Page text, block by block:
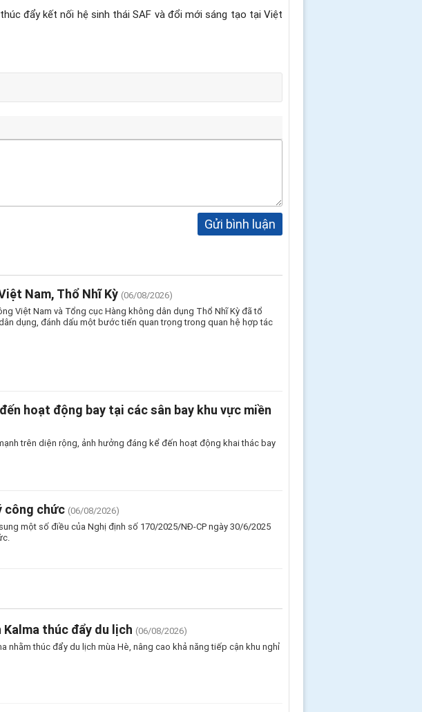
đẩy kết nối hệ sinh thái SAF và đổi mới sáng tạo tại Việt
Gửi bình luận
Nam, Thổ Nhĩ Kỳ (06/08/2026)
Việt Nam và Tổng cục Hàng không dân dụng Thổ Nhĩ Kỳ đã tổ
dụng, đánh dấu một bước tiến quan trọng trong quan hệ hợp tác
hoạt động bay tại các sân bay khu vực miền
trên diện rộng, ảnh hưởng đáng kể đến hoạt động khai thác bay
công chức (06/08/2026)
một số điều của Nghị định số 170/2025/NĐ-CP ngày 30/6/2025
thúc đẩy du lịch (06/08/2026)
nhằm thúc đẩy du lịch mùa Hè, nâng cao khả năng tiếp cận khu nghỉ